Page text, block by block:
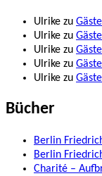
Ulrike zu
Ulrike zu
Ulrike zu
Ulrike zu
Ulrike zu
Bücher
Berlin
Berlin
Charité –